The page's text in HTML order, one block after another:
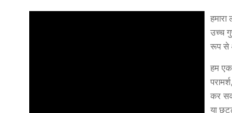
उच्च
रूप से
हम एक
कर
या